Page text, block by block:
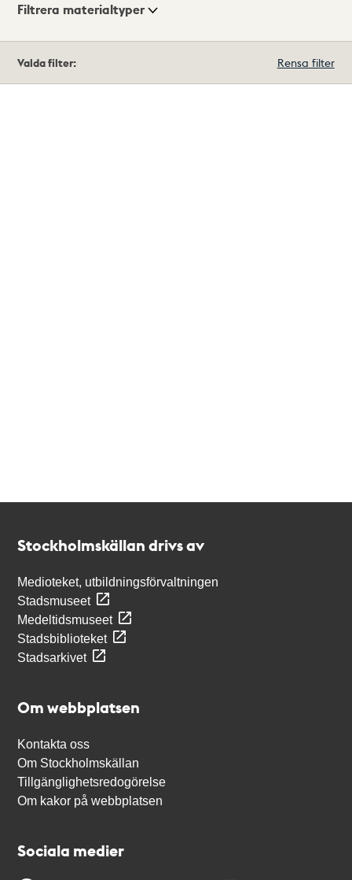
Visningsläge
Filtrera materialtyper
träffar
Valda filter: Rensa filter
Stockholmskällan drivs av
Medioteket, utbildningsförvaltningen
Stadsmuseet
Medeltidsmuseet
Stadsbiblioteket
Stadsarkivet
Om webbplatsen
Kontakta oss
Om Stockholmskällan
Tillgänglighetsredogörelse
Om kakor på webbplatsen
Sociala medier